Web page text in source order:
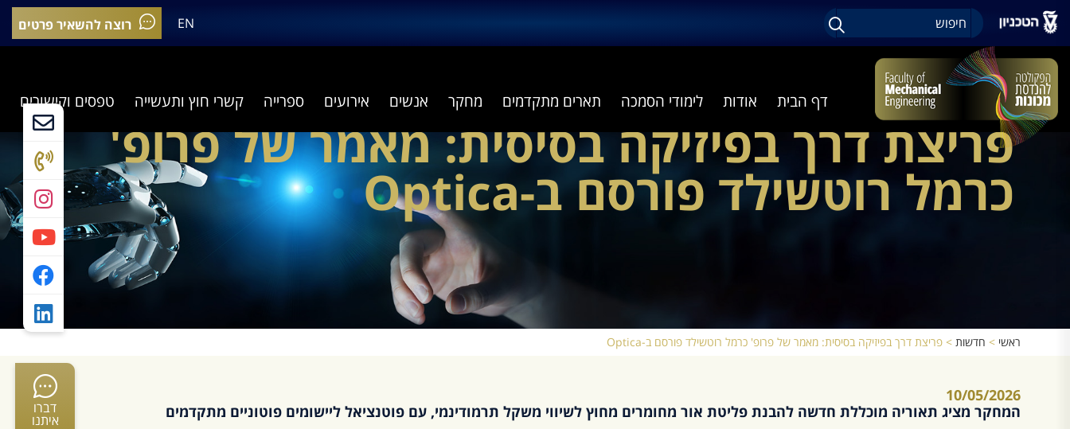
EN רוצה להשאיר פרטים
דף הבית אודות לימודי הסמכה תארים מתקדמים מחקר אנשים אירועים ספרייה קשרי חוץ ותעשייה טפסים וקישורים
דברו
איתנו
פריצת דרך בפיזיקה בסיסית: מאמר של פרופ'
כרמל רוטשילד פורסם ב-Optica
ראשי > חדשות > פריצת דרך בפיזיקה בסיסית: מאמר של פרופ' כרמל רוטשילד פורסם ב-Optica
10/05/2026
המחקר מציג תאוריה מוכללת חדשה להבנת פליטת אור מחומרים מחוץ לשיווי משקל תרמודינמי, עם פוטנציאל ליישומים פוטוניים מתקדמים